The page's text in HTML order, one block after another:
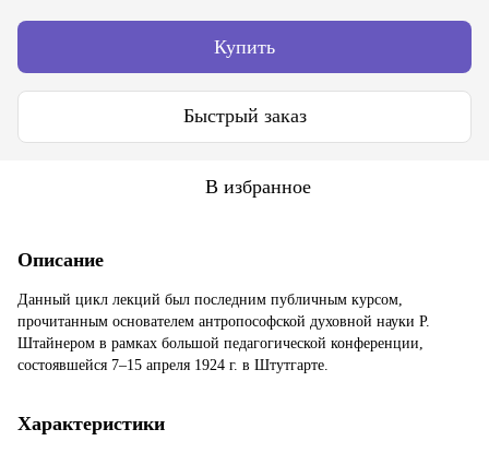
Купить
Быстрый заказ
В избранное
Описание
Данный цикл лекций был последним публичным курсом,
прочитанным основателем антропософской духовной науки Р.
Штайнером в рамках большой педагогической конференции,
состоявшейся 7–15 апреля 1924 г. в Штутгарте.
Характеристики